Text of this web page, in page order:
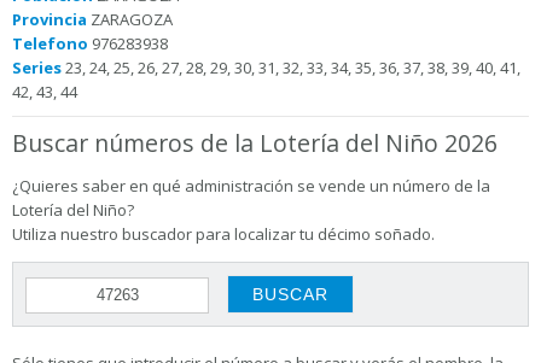
Provincia ZARAGOZA
Telefono 976283938
Series23, 24, 25, 26, 27, 28, 29, 30, 31, 32, 33, 34, 35, 36, 37, 38, 39, 40, 41,
42, 43, 44
Buscar números de la Lotería del Niño 2026
¿Quieres saber en qué administración se vende un número de la
Lotería del Niño?
Utiliza nuestro buscador para localizar tu décimo soñado.